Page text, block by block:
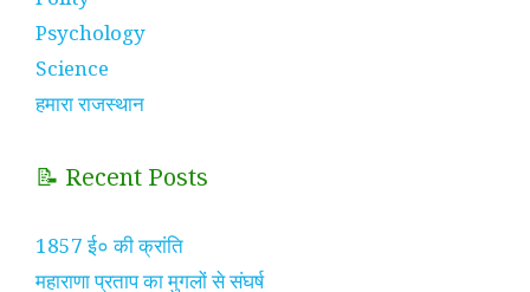
Psychology
Science
हमारा राजस्थान
📝 Recent Posts
1857 ई० की क्रांति
महाराणा प्रताप का मुगलों से संघर्ष